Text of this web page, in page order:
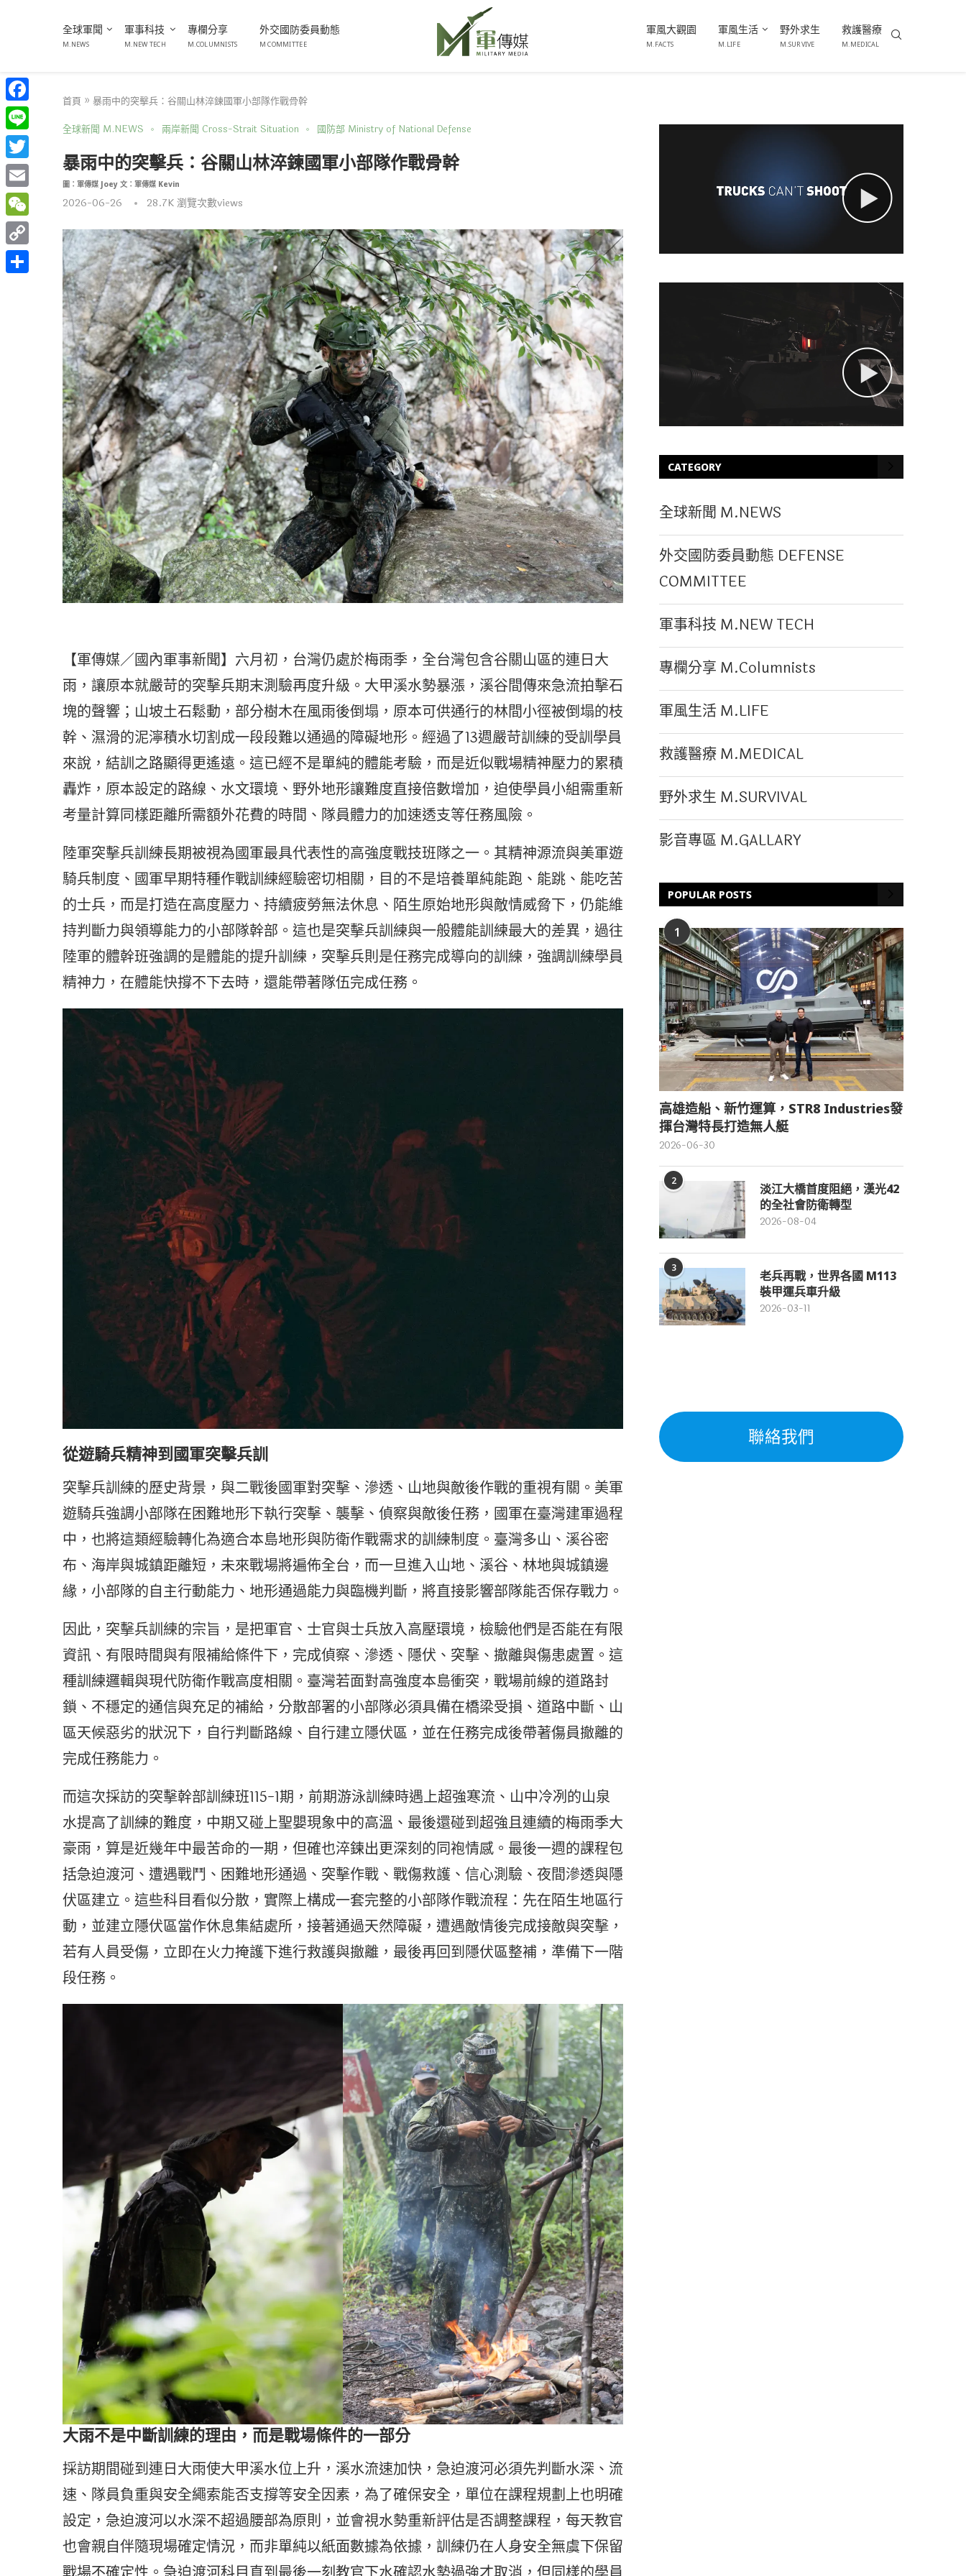
全球軍聞
M.NEWS
軍事科技
M.NEW TECH
專欄分享
M.COLUMNISTS
外交國防委員動態
M COMMITTEE
軍風大觀園
M.FACTS
軍風生活
M.LIFE
野外求生
M.SURVIVE
救護醫療
M.MEDICAL
首頁 » 暴雨中的突擊兵：谷關山林淬鍊國軍小部隊作戰骨幹
全球新聞 M.NEWS
兩岸新聞 Cross-Strait Situation 國防部 Ministry of National Defense
暴雨中的突擊兵：谷關山林淬鍊國軍小部隊作戰骨幹
圖：軍傳媒 Joey 文：軍傳媒 Kevin
2026-06-26 28.7K瀏覽次數views
【軍傳媒／國內軍事新聞】六月初，台灣仍處於梅雨季，全台灣包含谷關山區的連日大
雨，讓原本就嚴苛的突擊兵期末測驗再度升級。大甲溪水勢暴漲，溪谷間傳來急流拍擊石
塊的聲響；山坡土石鬆動，部分樹木在風雨後倒塌，原本可供通行的林間小徑被倒塌的枝
幹、濕滑的泥濘積水切割成一段段難以通過的障礙地形。經過了13週嚴苛訓練的受訓學員
來說，結訓之路顯得更遙遠。這已經不是單純的體能考驗，而是近似戰場精神壓力的累積
轟炸，原本設定的路線、水文環境、野外地形讓難度直接倍數增加，迫使學員小組需重新
考量計算同樣距離所需額外花費的時間、隊員體力的加速透支等任務風險。
陸軍突擊兵訓練長期被視為國軍最具代表性的高強度戰技班隊之一。其精神源流與美軍遊
騎兵制度、國軍早期特種作戰訓練經驗密切相關，目的不是培養單純能跑、能跳、能吃苦
的士兵，而是打造在高度壓力、持續疲勞無法休息、陌生原始地形與敵情威脅下，仍能維
持判斷力與領導能力的小部隊幹部。這也是突擊兵訓練與一般體能訓練最大的差異，過往
陸軍的體幹班強調的是體能的提升訓練，突擊兵則是任務完成導向的訓練，強調訓練學員
精神力，在體能快撐不下去時，還能帶著隊伍完成任務。
從遊騎兵精神到國軍突擊兵訓
突擊兵訓練的歷史背景，與二戰後國軍對突擊、滲透、山地與敵後作戰的重視有關。美軍
遊騎兵強調小部隊在困難地形下執行突擊、襲擊、偵察與敵後任務，國軍在臺灣建軍過程
中，也將這類經驗轉化為適合本島地形與防衛作戰需求的訓練制度。臺灣多山、溪谷密
布、海岸與城鎮距離短，未來戰場將遍佈全台，而一旦進入山地、溪谷、林地與城鎮邊
緣，小部隊的自主行動能力、地形通過能力與臨機判斷，將直接影響部隊能否保存戰力。
因此，突擊兵訓練的宗旨，是把軍官、士官與士兵放入高壓環境，檢驗他們是否能在有限
資訊、有限時間與有限補給條件下，完成偵察、滲透、隱伏、突擊、撤離與傷患處置。這
種訓練邏輯與現代防衛作戰高度相關。臺灣若面對高強度本島衝突，戰場前線的道路封
鎖、不穩定的通信與充足的補給，分散部署的小部隊必須具備在橋梁受損、道路中斷、山
區天候惡劣的狀況下，自行判斷路線、自行建立隱伏區，並在任務完成後帶著傷員撤離的
完成任務能力。
而這次採訪的突擊幹部訓練班115-1期，前期游泳訓練時遇上超強寒流、山中冷冽的山泉
水提高了訓練的難度，中期又碰上聖嬰現象中的高溫、最後還碰到超強且連續的梅雨季大
豪雨，算是近幾年中最苦命的一期，但確也淬鍊出更深刻的同袍情感。最後一週的課程包
括急迫渡河、遭遇戰鬥、困難地形通過、突擊作戰、戰傷救護、信心測驗、夜間滲透與隱
伏區建立。這些科目看似分散，實際上構成一套完整的小部隊作戰流程：先在陌生地區行
動，並建立隱伏區當作休息集結處所，接著通過天然障礙，遭遇敵情後完成接敵與突擊，
若有人員受傷，立即在火力掩護下進行救護與撤離，最後再回到隱伏區整補，準備下一階
段任務。
大雨不是中斷訓練的理由，而是戰場條件的一部分
採訪期間碰到連日大雨使大甲溪水位上升，溪水流速加快，急迫渡河必須先判斷水深、流
速、隊員負重與安全繩索能否支撐等安全因素，為了確保安全，單位在課程規劃上也明確
設定，急迫渡河以水深不超過腰部為原則，並會視水勢重新評估是否調整課程，每天教官
也會親自伴隨現場確定情況，而非單純以紙面數據為依據，訓練仍在人身安全無虞下保留
CATEGORY
全球新聞 M.NEWS
外交國防委員動態 DEFENSE
COMMITTEE
軍事科技 M.NEW TECH
專欄分享 M.Columnists
軍風生活 M.LIFE
救護醫療 M.MEDICAL
野外求生 M.SURVIVAL
影音專區 M.GALLARY
POPULAR POSTS
1
高雄造船、新竹運算，STR8 Industries發
揮台灣特長打造無人艇
2026-06-30
2
淡江大橋首度阻絕，漢光42
的全社會防衛轉型
2026-08-04
3
老兵再戰，世界各國 M113
裝甲運兵車升級
2026-03-11
聯絡我們
Facebook
Line
Twitter
Email
WeChat
Copy
Link